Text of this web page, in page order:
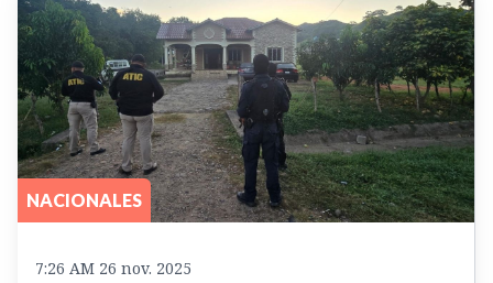
NACIONALES
7:26 AM 26 nov. 2025